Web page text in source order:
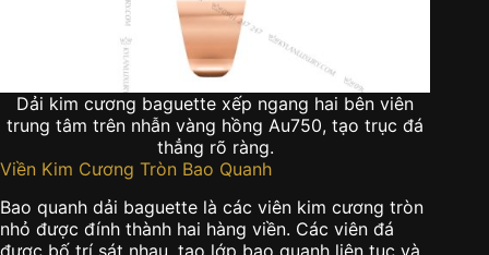
Dải kim cương baguette xếp ngang hai bên viên
trung tâm trên nhẫn vàng hồng Au750, tạo trục đá
thẳng rõ ràng.
Viền Kim Cương Tròn Bao Quanh
Bao quanh dải baguette là các viên kim cương tròn
nhỏ được đính thành hai hàng viền. Các viên đá
được bố trí sát nhau, tạo lớp bao quanh liên tục và